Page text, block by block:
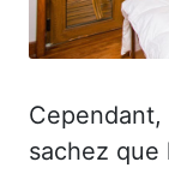
sachez que